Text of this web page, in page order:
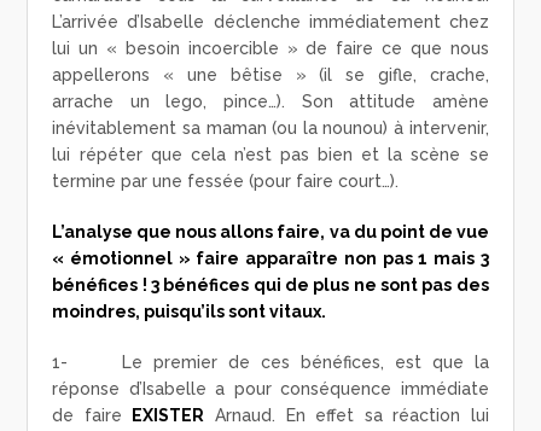
L’arrivée d’Isabelle déclenche immédiatement chez
lui un « besoin incoercible » de faire ce que nous
appellerons « une bêtise » (il se gifle, crache,
arrache un lego, pince…). Son attitude amène
inévitablement sa maman (ou la nounou) à intervenir,
lui répéter que cela n’est pas bien et la scène se
termine par une fessée (pour faire court…).
L’analyse que nous allons faire, va du point de vue
« émotionnel » faire apparaître non pas 1 mais 3
bénéfices ! 3 bénéfices qui de plus ne sont pas des
moindres, puisqu’ils sont vitaux.
1- Le premier de ces bénéfices, est que la
réponse d’Isabelle a pour conséquence immédiate
de faire
EXISTER Arnaud. En effet sa réaction lui